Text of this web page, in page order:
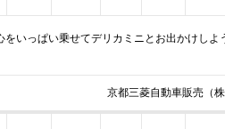
いっぱい乗せてデリカミニとお出かけしよ
京都三菱自動車販売（